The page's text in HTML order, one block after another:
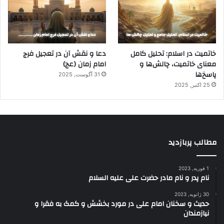
خاتمیت در اسلام: تحلیل کامل
معنای خاتمیت، چالش‌ها و
پاسخ‌ها
25 اکتبر, 2025
دعا و نقش آن در تعجیل فرج
امام زمان (عج)
31 آگوست, 2025
مطالب پربازدید
1 فوریه, 2023
نام پدر و نام مادر حضرت علی علیه السلام
30 ژانویه, 2023
حدیث و سخنان امام علی در مورد بخشش و کمک به فقرا و
نیازمندان